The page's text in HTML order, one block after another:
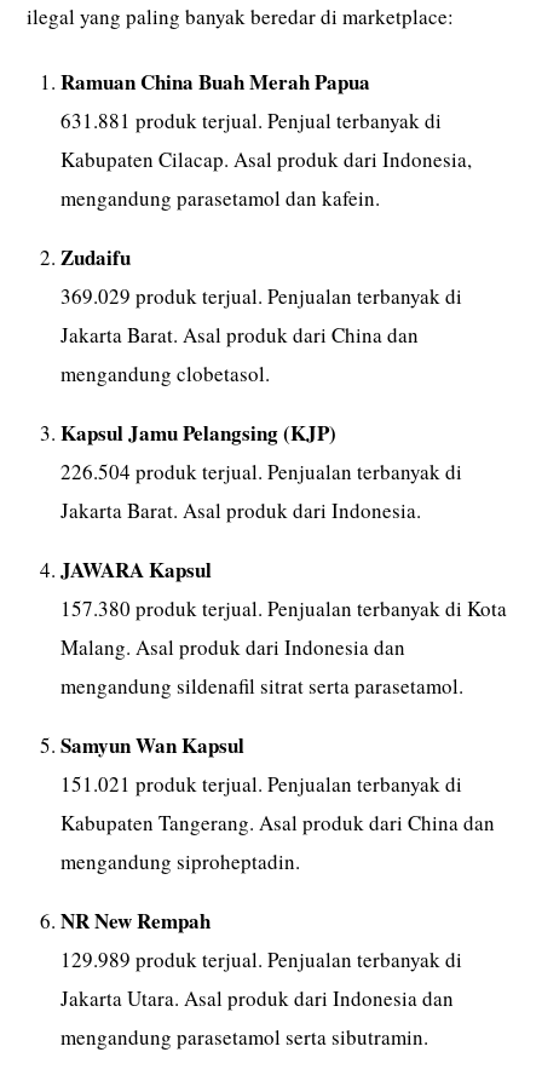
ilegal yang paling banyak beredar di marketplace:
Ramuan China Buah Merah Papua
631.881 produk terjual. Penjual terbanyak di
Kabupaten Cilacap. Asal produk dari Indonesia,
mengandung parasetamol dan kafein.
Zudaifu
369.029 produk terjual. Penjualan terbanyak di
Jakarta Barat. Asal produk dari China dan
mengandung clobetasol.
Kapsul Jamu Pelangsing (KJP)
226.504 produk terjual. Penjualan terbanyak di
Jakarta Barat. Asal produk dari Indonesia.
JAWARA Kapsul
157.380 produk terjual. Penjualan terbanyak di Kota
Malang. Asal produk dari Indonesia dan
mengandung sildenafil sitrat serta parasetamol.
Samyun Wan Kapsul
151.021 produk terjual. Penjualan terbanyak di
Kabupaten Tangerang. Asal produk dari China dan
mengandung siproheptadin.
NR New Rempah
129.989 produk terjual. Penjualan terbanyak di
Jakarta Utara. Asal produk dari Indonesia dan
mengandung parasetamol serta sibutramin.